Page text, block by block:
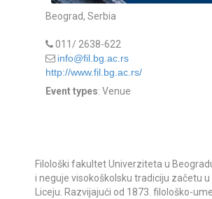
Beograd, Serbia
011/ 2638-622
info@fil.bg.ac.rs
http://www.fil.bg.ac.rs/
Event types: Venue
Filološki fakultet Univerziteta u
i neguje visokoškolsku tradiciju začetu u
Liceju. Razvijajući od 1873. filološko-